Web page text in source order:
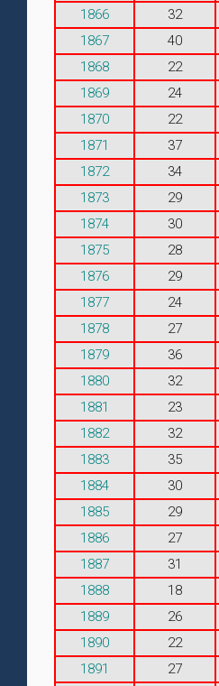
1866
32
1867
40
1868
22
1869
24
1870
22
1871
37
1872
34
1873
29
1874
30
1875
28
1876
29
1877
24
1878
27
1879
36
1880
32
1881
23
1882
32
1883
35
1884
30
1885
29
1886
27
1887
31
1888
18
1889
26
1890
22
1891
27